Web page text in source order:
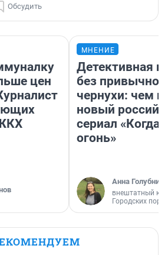
Обсудить
цен
МНЕНИЕ
Детективная
без привычной
чернухи: чем
новый
сериал «Когда
огонь»
Анна
внештатный
Городских